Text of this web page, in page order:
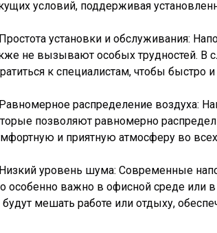
условий, поддерживая
установки и обслуживания:
не вызывают особых трудностей. В
к специалистам, чтобы
распределение воздуха:
позволяют равномерно
и приятную атмосферу во
уровень шума: Современные
особенно важно в офисной среде или
будут мешать работе или отдыху,